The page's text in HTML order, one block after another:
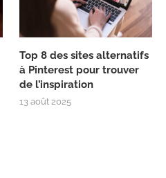
Top 8 des sites alternatifs
à Pinterest pour trouver
de l’inspiration
13 août 2025